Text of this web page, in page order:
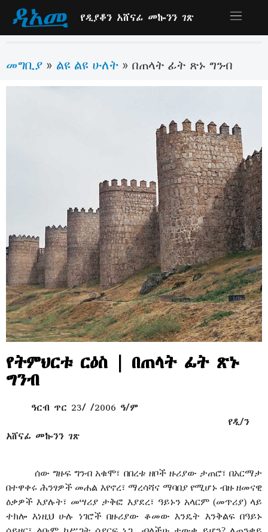
የዲያቆን አሸናፊ መኰንን ገጽ
መግቢያ » ልዩ ልዩ ሁለት » በጠላት ፊት ጽኑ ግንብ
የትምህርቱ ርዕስ | በጠላት ፊት ጽኑ
ግንብ
ዓርብ ጥር 23/ /2006 ዓ/ም
የዲ/ን
አሸናፊ መኰንን ገጽ
ሰውግዙፍ ግንብ አቁሞ፣ በበረቱ ዘቦች ዙሪያው ታጠሮ፣ በአርማታ
በተዋቀሩ ሕንፃዎች መሐል እየኖረ፣ ማረሳሻና ማባበያ የሚሆኑ ብዙ ዘመናዊ
ዕቃዎች እያሉት፣ መሣሪያ ታቅፎ እያደረ፣ ዓይኑን አላርም (መጥሪያ) ላይ
ተክሎ እነዚህ ሁሉ ነገሮች በዙሪያው ቆመው እንዴት እንቅልፍ በዓይኑ